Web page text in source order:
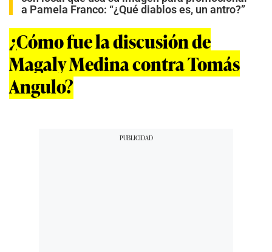
a Pamela Franco: “¿Qué diablos es, un antro?”
¿Cómo fue la discusión de
Magaly Medina contra Tomás
Angulo?